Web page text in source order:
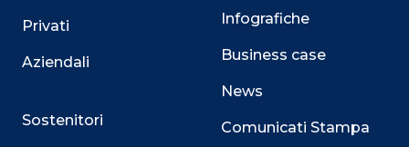
Privati
Aziendali
Sostenitori
Infografiche
Business case
News
Comunicati Stampa